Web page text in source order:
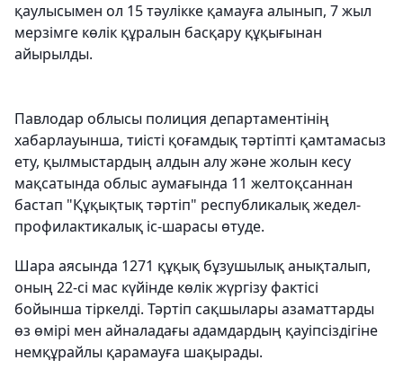
қаулысымен ол 15 тәулікке қамауға алынып, 7 жыл
мерзімге көлік құралын басқару құқығынан
айырылды.
Павлодар облысы полиция департаментінің
хабарлауынша, тиісті қоғамдық тәртіпті қамтамасыз
ету, қылмыстардың алдын алу және жолын кесу
мақсатында облыс аумағында 11 желтоқсаннан
бастап "Құқықтық тәртіп" республикалық жедел-
профилактикалық іс-шарасы өтуде.
Шара аясында 1271 құқық бұзушылық анықталып,
оның 22-сі мас күйінде көлік жүргізу фактісі
бойынша тіркелді. Тәртіп сақшылары азаматтарды
өз өмірі мен айналадағы адамдардың қауіпсіздігіне
немқұрайлы қарамауға шақырады.